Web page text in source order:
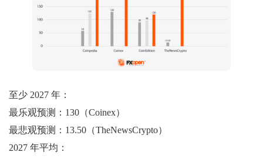
至少 2027 年：
最乐观预测：130（Coinex）
最悲观预测：13.50（TheNewsCrypto）
2027 年平均：